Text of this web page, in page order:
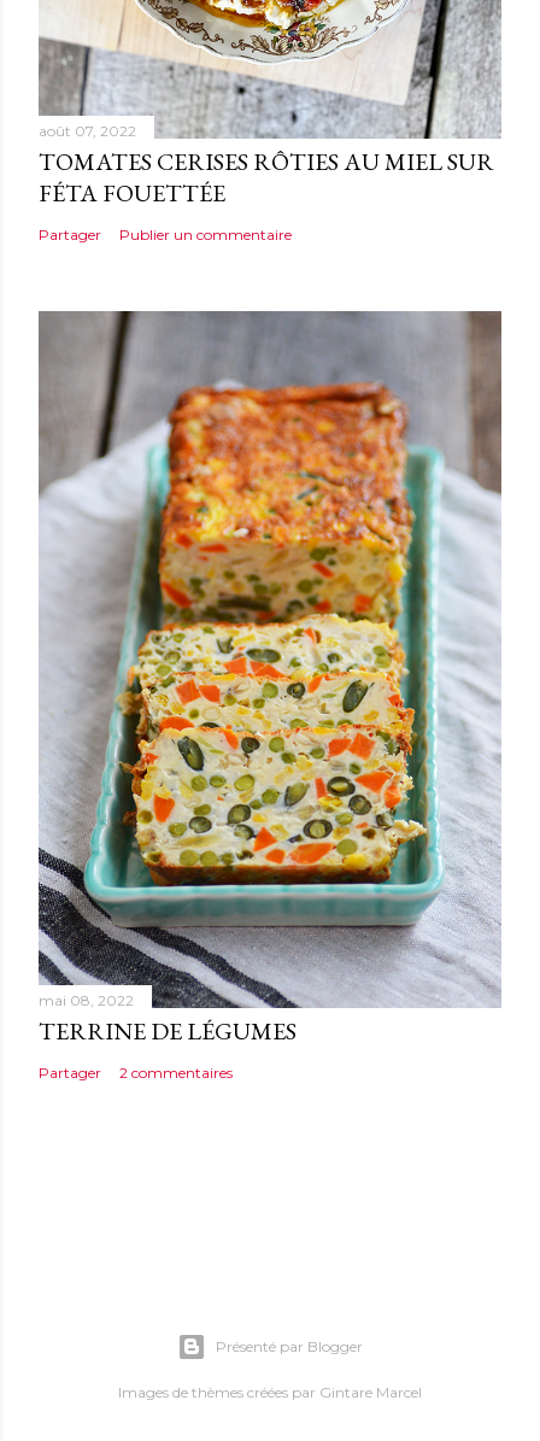
août 07, 2022
TOMATES CERISES RÔTIES AU MIEL SUR
FÉTA FOUETTÉE
Partager Publier un commentaire
mai 08, 2022
TERRINE DE LÉGUMES
Partager 2 commentaires
Présenté par Blogger
Images de thèmes créées par Gintare Marcel